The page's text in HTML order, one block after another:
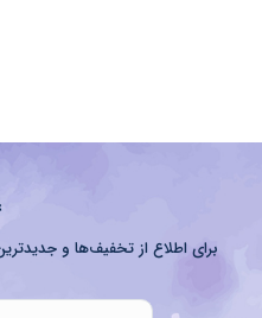
برای اطلاع از تخفیف‌ها و